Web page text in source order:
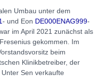
Umbau unter dem
- und Eon DE000ENAG999-
im April 2021 zunächst als
gekommen. Im
beim
Klinikbetreiber, der
Sen verkaufte